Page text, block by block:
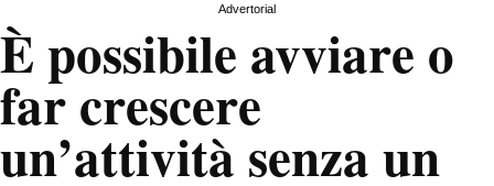
Advertorial
È possibile avviare o
far crescere
un’attività senza un